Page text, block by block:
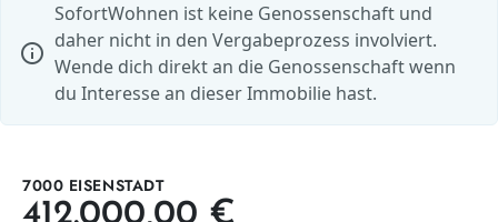
info
SofortWohnen ist keine Genossenschaft und
daher nicht in den Vergabeprozess involviert.
Wende dich direkt an die Genossenschaft wenn
du Interesse an dieser Immobilie hast.
7000 EISENSTADT